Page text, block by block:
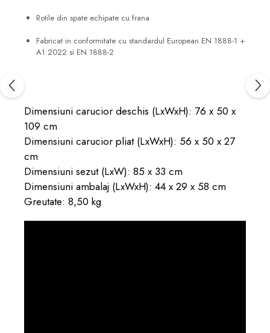
Rotile din spate echipate cu frana
Fabricat in conformitate cu standardul European EN 1888-1 +
A1:2022 si EN 1888-2
Dimensiuni carucior deschis (LxWxH): 76 x 50 x
109 cm
Dimensiuni carucior pliat (LxWxH): 56 x 50 x 27
cm
Dimensiuni sezut (LxW): 85 x 33 cm
Dimensiuni ambalaj (LxWxH): 44 x 29 x 58 cm
Greutate: 8,50 kg